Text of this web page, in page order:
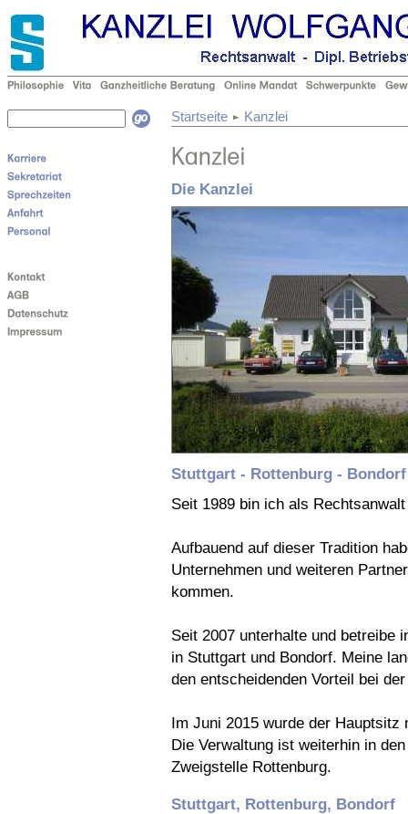
Startseite Kanzlei
Die Kanzlei
Stuttgart - Rottenburg - Bondorf
Seit 1989 bin ich als
Aufbauend auf dieser Tradition
Unternehmen und weiteren
kommen.
Seit 2007 unterhalte und betreibe
in Stuttgart und Bondorf. Meine
den entscheidenden Vorteil bei
Im Juni 2015 wurde der Hauptsitz
Die Verwaltung ist weiterhin in
Zweigstelle Rottenburg.
Stuttgart, Rottenburg, Bondorf